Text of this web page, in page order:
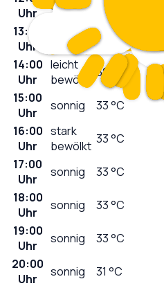
Uhr
sonnig 29
13:00
Uhr
sonnig 31 °C
14:00
Uhr
leicht
bewölkt
32 °C
15:00
Uhr
sonnig 33°C
16:00
Uhr
stark
bewölkt 33°C
17:00
Uhr
sonnig 33°C
18:00
Uhr
sonnig 33°C
19:00
Uhr
sonnig 33°C
20:00
Uhr
sonnig 31 °C